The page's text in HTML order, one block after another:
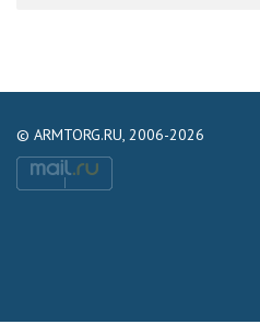
© ARMTORG.RU, 2006-2026